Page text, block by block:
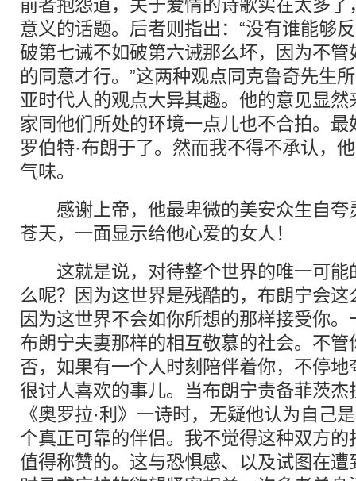
前者抱怨道，关于爱情的诗歌实在太多
意义的话题。后者则指出：“没有谁能够
破第七诫不如破第六诫那么坏，因为不
的同意才行。”这两种观点同克鲁奇先生
亚时代人的观点大异其趣。他的意见显
家同他们所处的环境一点儿也不合拍。
罗伯特·布朗于了。然而我不得不承认，
气味。
感谢上帝，他最卑微的美安众生自夸
苍天，一面显示给他心爱的女人！
这就是说，对待整个世界的唯一可能
么呢？因为这世界是残酷的，布朗宁会
因为这世界不会如你所想的那样接受你
布朗宁夫妻那样的相互敬慕的社会。不
否，如果有一个人时刻陪伴着你，不停
很讨人喜欢的事儿。当布朗宁责备菲茨
《奥罗拉·利》一诗时，无疑他认为自己
个真正可靠的伴侣。我不觉得这种双方
值得称赞的。这与恐惧感、以及试图在